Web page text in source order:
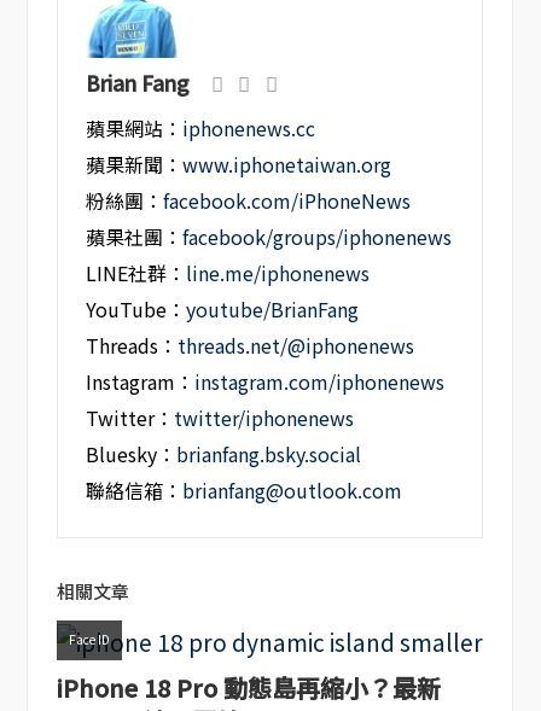
Brian Fang
蘋果網站： iphonenews.cc
蘋果新聞：www.iphonetaiwan.org
粉絲團：facebook.com/iPhoneNews
蘋果社團：facebook/groups/iphonenews
LINE社群： line.me/iphonenews
YouTube：youtube/BrianFang
Threads： threads.net/@iphonenews
Instagram： instagram.com/iphonenews
Twitter： twitter/iphonenews
Bluesky： brianfang.bsky.social
聯絡信箱： brianfang@outlook.com
相關文章
Face ID
iPhone 18 Pro 動態島再縮小？最新